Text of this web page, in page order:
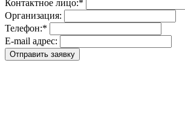
Контактное лицо:*
Организация:
Телефон:*
E-mail адрес: